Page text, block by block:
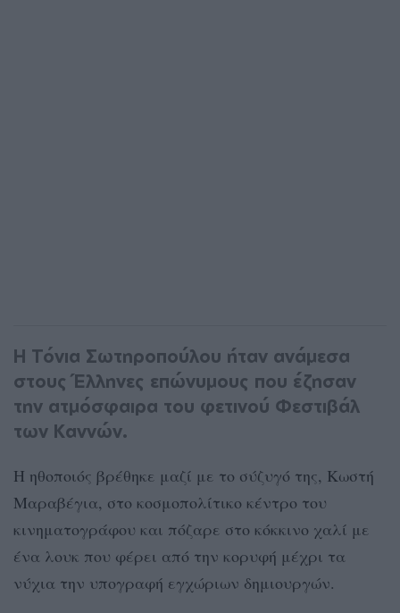
H Τόνια Σωτηροπούλου ήταν ανάμεσα
στους Έλληνες επώνυμους που έζησαν
την ατμόσφαιρα του φετινού Φεστιβάλ
των Καννών.
Η ηθοποιός βρέθηκε μαζί με το σύζυγό της, Κωστή
Μαραβέγια, στο κοσμοπολίτικο κέντρο του
κινηματογράφου και πόζαρε στο κόκκινο χαλί με
ένα λουκ που φέρει από την κορυφή μέχρι τα
νύχια την υπογραφή εγχώριων δημιουργών.